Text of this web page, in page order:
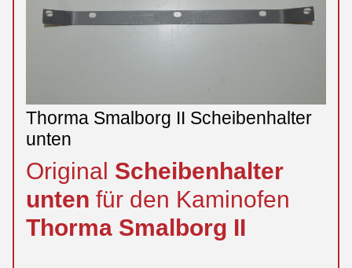
Thorma Smalborg II Scheibenhalter
unten
Original Scheibenhalter
unten für den Kaminofen
Thorma Smalborg II